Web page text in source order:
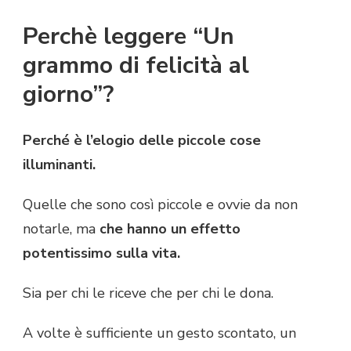
Perchè leggere “Un
grammo di felicità al
giorno”?
Perché è l’elogio delle piccole cose
illuminanti.
Quelle che sono così piccole e ovvie da non
notarle, ma che hanno un effetto
potentissimo sulla vita.
Sia per chi le riceve che per chi le dona.
A volte è sufficiente un gesto scontato, un